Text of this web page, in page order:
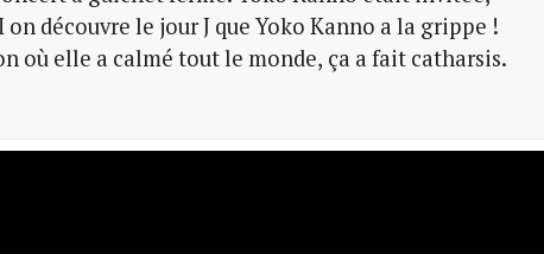
découvre le jour J que Yoko Kanno a la grippe !
où elle a calmé tout le monde, ça a fait catharsis.